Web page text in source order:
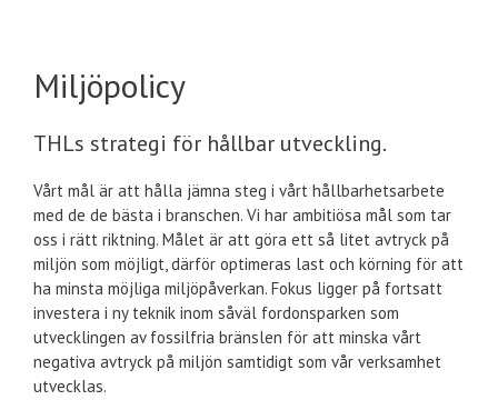
Miljöpolicy
THLs strategi för hållbar utveckling.
Vårt mål är att hålla jämna steg i vårt hållbarhetsarbete
med de de bästa i branschen. Vi har ambitiösa mål som tar
oss i rätt riktning. Målet är att göra ett så litet avtryck på
miljön som möjligt, därför optimeras last och körning för att
ha minsta möjliga miljöpåverkan. Fokus ligger på fortsatt
investera i ny teknik inom såväl fordonsparken som
utvecklingen av fossilfria bränslen för att minska vårt
negativa avtryck på miljön samtidigt som vår verksamhet
utvecklas.